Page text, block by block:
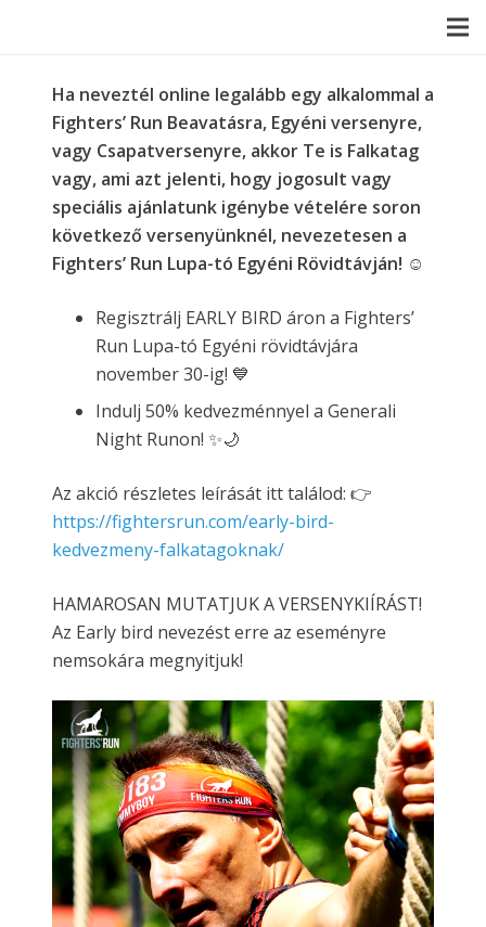
Ha neveztél online legalább egy alkalommal a
Fighters’ Run Beavatásra, Egyéni versenyre,
vagy Csapatversenyre, akkor Te is Falkatag
vagy, ami azt jelenti, hogy jogosult vagy
speciális ajánlatunk igénybe vételére soron
következő versenyünknél, nevezetesen a
Fighters’ Run Lupa-tó Egyéni Rövidtávján! ☺️
Regisztrálj EARLY BIRD áron a Fighters’
Run Lupa-tó Egyéni rövidtávjára
november 30-ig! 💙
Indulj 50% kedvezménnyel a Generali
Night Runon! ✨🌙
Az akció részletes leírását itt találod: 👉
https://fightersrun.com/early-bird-
kedvezmeny-falkatagoknak/
HAMAROSAN MUTATJUK A VERSENYKIÍRÁST!
Az Early bird nevezést erre az eseményre
nemsokára megnyitjuk!